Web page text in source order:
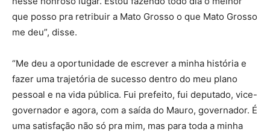
que posso pra retribuir a Mato Grosso o que Mato Grosso
me deu”, disse.
“Me deu a oportunidade de escrever a minha história e
fazer uma trajetória de sucesso dentro do meu plano
pessoal e na vida pública. Fui prefeito, fui deputado, vice-
governador e agora, com a saída do Mauro, governador. É
uma satisfação não só pra mim, mas para toda a minha